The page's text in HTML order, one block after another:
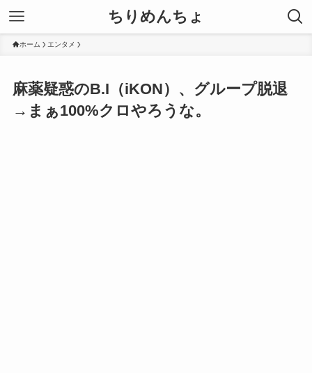
ちりめんちょ
ホーム エンタメ
麻薬疑惑のB.I（iKON）、グループ脱退
→まぁ100%クロやろうな。